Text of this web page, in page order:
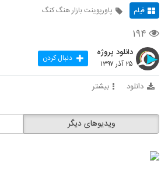
فیلم پاورپوینت بازار هنگ کنگ
۱۹۴
دانلود پروژه
۲۵ آذر ۱۳۹۷ دنبال کردن
دانلود بیشتر
ویدیوهای دیگر